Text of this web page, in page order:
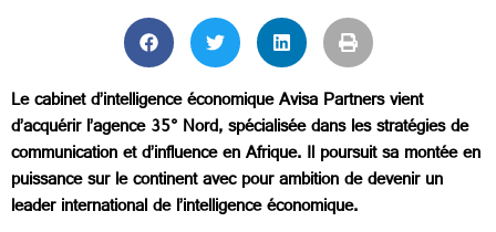
Le cabinet d’intelligence économique Avisa Partners vient
d’acquérir l’agence 35° Nord, spécialisée dans les stratégies de
communication et d’influence en Afrique. Il poursuit sa montée en
puissance sur le continent avec pour ambition de devenir un
leader international de l’intelligence économique.